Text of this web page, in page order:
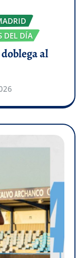
DEL DÍA
al